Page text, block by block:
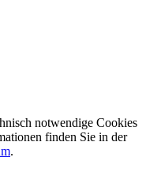
notwendige Cookies
finden Sie in der
.